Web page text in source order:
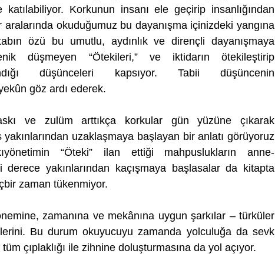
Korkunun insanı ele geçirip insanlığından
aralarında okuduğumuz bu dayanışma içinizdeki yangına
özü bu umutlu, aydınlık ve dirençli dayanışmaya
düşmeyen “Ötekileri,” ve iktidarın ötekileştirip
düşünceleri kapsıyor. Tabii düşüncenin
göz ardı ederek.
ve zulüm arttıkça korkular gün yüzüne çıkarak
uzaklaşmaya başlayan bir anlatı görüyoruz
“Öteki” ilan ettiği mahpuslukların anne-
derece yakınlarından kaçışmaya başlasalar da kitapta
zaman tükenmiyor.
zamanına ve mekânına uygun şarkılar – türküler
Bu durum okuyucuyu zamanda yolculuğa da sevk
tüm çıplaklığı ile zihnine doluşturmasına da yol açıyor.